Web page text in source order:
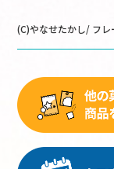
(C)やなせたかし/ フ